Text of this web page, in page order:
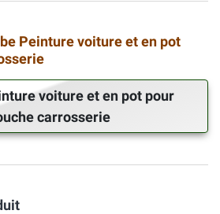
Peinture voiture et en pot
voiture et en pot pour
carrosserie